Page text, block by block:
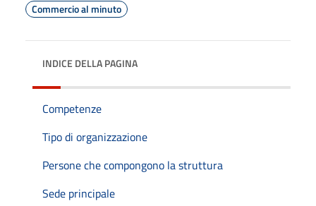
Commercio al minuto
INDICE DELLA PAGINA
Competenze
Tipo di organizzazione
Persone che compongono la struttura
Sede principale